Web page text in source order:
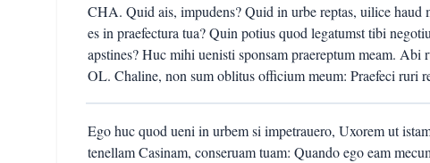
CHA. Quid ais, impudens? Quid in urbe reptas, uilice
es in praefectura tua? Quin potius quod legatumst tibi
apstines? Huc mihi uenisti sponsam praereptum meam. Abi
OL. Chaline, non sum oblitus officium meum: Praefeci ruri
Ego huc quod ueni in urbem si impetrauero, Uxorem ut
tenellam Casinam, conseruam tuam: Quando ego eam